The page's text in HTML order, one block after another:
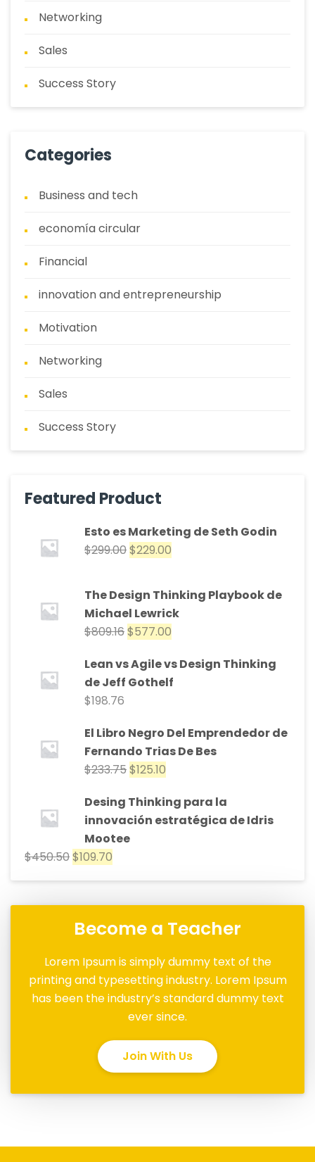
Networking
Sales
Success Story
Categories
Business and tech
economía circular
Financial
innovation and entrepreneurship
Motivation
Networking
Sales
Success Story
Featured Product
Esto es Marketing de Seth Godin
$299.00$229.00
The Design Thinking Playbook de
Michael Lewrick
$809.16$577.00
Lean vs Agile vs Design Thinking
de Jeff Gothelf
$198.76
El Libro Negro Del Emprendedor de
Fernando Trias De Bes
$233.75$125.10
Desing Thinking para la
innovación estratégica de Idris
Mootee
$450.50$109.70
Become a Teacher
Lorem Ipsum is simply dummy text of the
printing and typesetting industry. Lorem Ipsum
has been the industry’s standard dummy text
ever since.
Join With Us